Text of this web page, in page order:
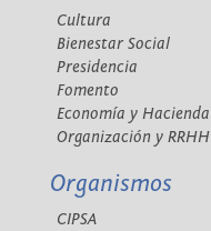
Cultura
Bienestar Social
Presidencia
Fomento
Economía y Hacienda
Organización y RRHH
Organismos
CIPSA